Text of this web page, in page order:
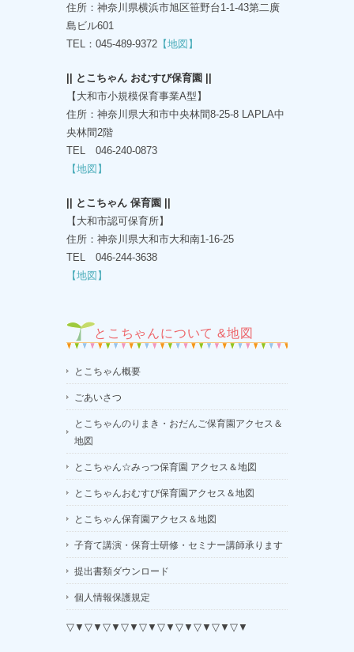
住所：神奈川県横浜市旭区笹野台1-1-43第二廣
島ビル601
TEL：045-489-9372 【地図】
|| とこちゃん おむすび保育園 ||
【大和市小規模保育事業A型】
住所：神奈川県大和市中央林間8-25-8 LAPLA中
央林間2階
TEL 046-240-0873
【地図】
|| とこちゃん 保育園 ||
【大和市認可保育所】
住所：神奈川県大和市大和南1-16-25
TEL 046-244-3638
【地図】
とこちゃんについて &地図
とこちゃん概要
ごあいさつ
とこちゃんのりまき・おだんご保育園アクセス＆
地図
とこちゃん☆みっつ保育園 アクセス＆地図
とこちゃんおむすび保育園アクセス＆地図
とこちゃん保育園アクセス＆地図
子育て講演・保育士研修・セミナー講師承ります
提出書類ダウンロード
個人情報保護規定
▽▼▽▼▽▼▽▼▽▼▽▼▽▼▽▼▽▼▽▼